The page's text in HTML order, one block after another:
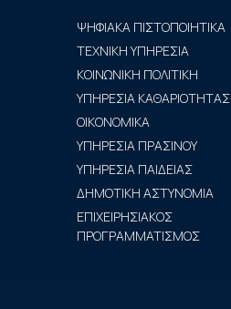
ΨΗΦΙΑΚΑ ΠΙΣΤΟΠΟΙΗΤΙΚΑ
ΤΕΧΝΙΚΗ ΥΠΗΡΕΣΙΑ
ΚΟΙΝΩΝΙΚΗ ΠΟΛΙΤΙΚΗ
ΥΠΗΡΕΣΙΑ ΚΑΘΑΡΙΟΤΗΤΑΣ
ΟΙΚΟΝΟΜΙΚΑ
ΥΠΗΡΕΣΙΑ ΠΡΑΣΙΝΟΥ
ΥΠΗΡΕΣΙΑ ΠΑΙΔΕΙΑΣ
ΔΗΜΟΤΙΚΗ ΑΣΤΥΝΟΜΙΑ
ΕΠΙΧΕΙΡΗΣΙΑΚΟΣ
ΠΡΟΓΡΑΜΜΑΤΙΣΜΟΣ